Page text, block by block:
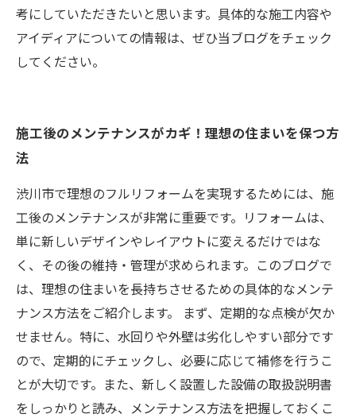
考にしていただきたいと思います。具体的な施工内容や
アイディアについての情報は、ぜひ当ブログをチェック
してください。
施工後のメンテナンスがカギ！理想の住まいを保つ方
法
渋川市で理想のフルリフォームを実現するためには、施
工後のメンテナンスが非常に重要です。リフォームは、
単に新しいデザインやレイアウトに変えるだけではな
く、その後の維持・管理が求められます。このブログで
は、理想の住まいを長持ちさせるための具体的なメンテ
ナンス方法をご紹介します。 まず、定期的な点検が欠か
せません。特に、水回りや外壁は劣化しやすい部分です
ので、定期的にチェックし、必要に応じて補修を行うこ
とが大切です。また、新しく設置した設備の取扱説明書
をしっかりと読み、メンテナンス方法を把握しておくこ